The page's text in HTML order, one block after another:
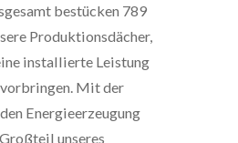
bestücken 789
Produktionsdächer,
installierte Leistung
Mit der
Energieerzeugung
unseres